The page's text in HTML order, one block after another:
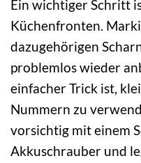
Ein wichtiger Schritt
Küchenfronten.
dazugehörigen
problemlos wieder
einfacher Trick ist,
Nummern zu
vorsichtig mit einem
Akkuschrauber und